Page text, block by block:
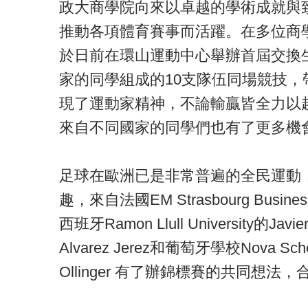
政大商學院向來以卓越的學術成就
推動各項體育賽事而活躍。在多位
於日前在環山運動中心舉辦首屆交
家的同學組成的10支隊伍同場競技
現了運動家精神，不論輸贏皆全力
來自不同國家的同學們也有了更多
足球在歐洲已是非常普遍的全民運
趣，來自法國EM Strasbourg
西班牙Ramon Llull University的
Alvarez Jerez和葡萄牙學校Nova
Ollinger 有了辦錦標賽的共同想法，